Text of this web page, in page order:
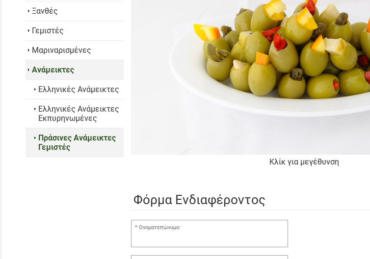
Ξανθές
Γεμιστές
Μαριναρισμένες
Ανάμεικτες
Ελληνικές Ανάμεικτες
Ελληνικές Ανάμεικτες
Εκπυρηνωμένες
Πράσινες Ανάμεικτες
Γεμιστές
Κλίκ για μεγέθυνση
Φόρμα Ενδιαφέροντος
Ονοματεπώνυμο: